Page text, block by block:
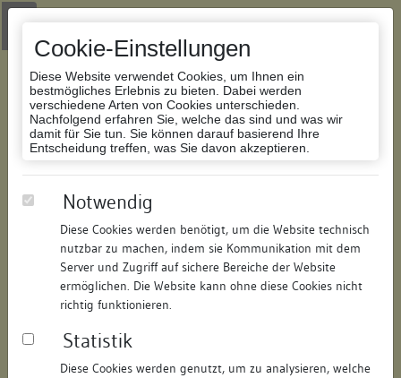
Cookie-Einstellungen
Diese Website verwendet Cookies, um Ihnen ein
bestmögliches Erlebnis zu bieten. Dabei werden
verschiedene Arten von Cookies unterschieden.
Nachfolgend erfahren Sie, welche das sind und was wir
damit für Sie tun. Sie können darauf basierend Ihre
Entscheidung treffen, was Sie davon akzeptieren.
Notwendig
Diese Cookies werden benötigt, um die Website technisch
nutzbar zu machen, indem sie Kommunikation mit dem
Server und Zugriff auf sichere Bereiche der Website
ermöglichen. Die Website kann ohne diese Cookies nicht
richtig funktionieren.
Statistik
Diese Cookies werden genutzt, um zu analysieren, welche
Zur Navigation springen
Zum Inhalt der Website springen
Datenbank Bauforschung/Restaurierung
341315049179/Datum:07.07.2008
Datenbestand:
Bauforschung
Als PDF herunterladen:
Objektdaten